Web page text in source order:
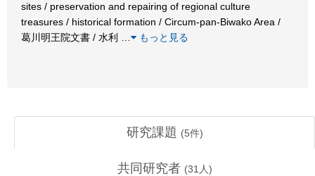
sites / preservation and repairing of regional culture
treasures / historical formation / Circum-pan-Biwako Area /
葛川明王院文書 / 水利
もっと見る
研究課題 (5件)
共同研究者 (31 人)